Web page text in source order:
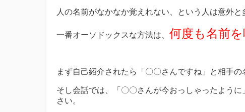
人の名前がなかなか覚えれない、という人は意外と
一番オーソドックスな方法は、 何度も名前
まず自己紹介されたら「〇〇さんですね」と相手の
そし会話では、「〇〇さんが今おっしゃったよう
さい。